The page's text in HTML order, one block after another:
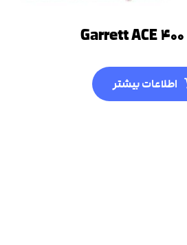
اطلاعات بیشتر